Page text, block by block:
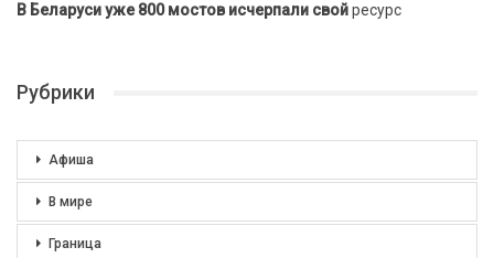
В Беларуси уже 800 мостов исчерпали свойресурс
Рубрики
Афиша
В мире
Граница